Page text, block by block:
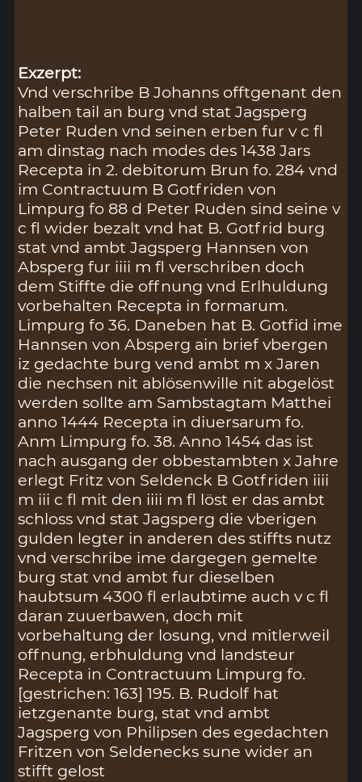
Exzerpt:
Vnd verschribe B Johanns offtgenant den
halben tail an burg vnd stat Jagsperg
Peter Ruden vnd seinen erben fur v c fl
am dinstag nach modes des 1438 Jars
Recepta in 2. debitorum Brun fo. 284 vnd
im Contractuum B Gotfriden von
Limpurg fo 88 d Peter Ruden sind seine v
c fl wider bezalt vnd hat B. Gotfrid burg
stat vnd ambt Jagsperg Hannsen von
Absperg fur iiii m fl verschriben doch
dem Stiffte die offnung vnd Erlhuldung
vorbehalten Recepta in formarum.
Limpurg fo 36. Daneben hat B. Gotfid ime
Hannsen von Absperg ain brief vbergen
iz gedachte burg vend ambt m x Jaren
die nechsen nit ablösenwille nit abgelöst
werden sollte am Sambstagtam Matthei
anno 1444 Recepta in diuersarum fo.
Anm Limpurg fo. 38. Anno 1454 das ist
nach ausgang der obbestambten x Jahre
erlegt Fritz von Seldenck B Gotfriden iiii
m iii c fl mit den iiii m fl löst er das ambt
schloss vnd stat Jagsperg die vberigen
gulden legter in anderen des stiffts nutz
vnd verschribe ime dargegen gemelte
burg stat vnd ambt fur dieselben
haubtsum 4300 fl erlaubtime auch v c fl
daran zuuerbawen, doch mit
vorbehaltung der losung, vnd mitlerweil
offnung, erbhuldung vnd landsteur
Recepta in Contractuum Limpurg fo.
[gestrichen: 163] 195. B. Rudolf hat
ietzgenante burg, stat vnd ambt
Jagsperg von Philipsen des egedachten
Fritzen von Seldenecks sune wider an
stifft gelost